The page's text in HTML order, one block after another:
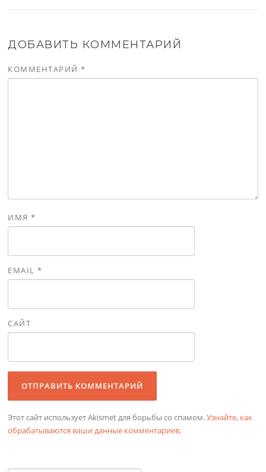
ДОБАВИТЬ КОММЕНТАРИЙ
КОММЕНТАРИЙ*
ИМЯ*
EMAIL*
САЙТ
Этот сайт использует Akismet для борьбы со спамом.Узнайте, как
обрабатываются ваши данные комментариев.